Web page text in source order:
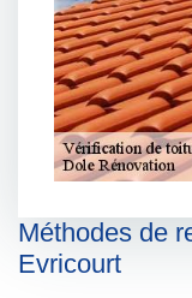
Méthodes de
Evricourt